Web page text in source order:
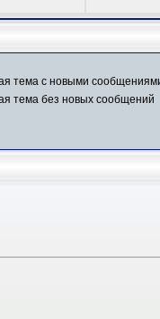
тема с новыми
тема без новых сообщений